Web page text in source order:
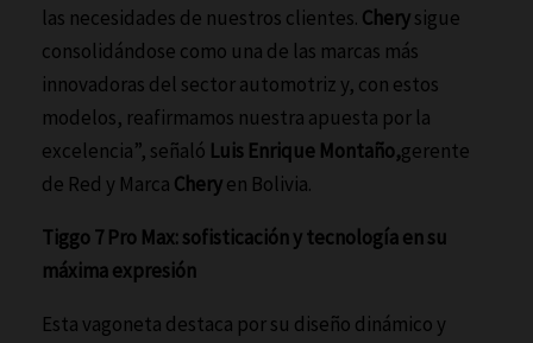
las necesidades de nuestros clientes. Cherysigue
consolidándose como una de las marcas más
innovadoras del sector automotriz y, con estos
modelos, reafirmamos nuestra apuesta por la
excelencia”, señaló Luis Enrique Montaño,gerente
de Red y Marca Cheryen Bolivia.
Tiggo 7 Pro Max: sofisticación y tecnología en su
máxima expresión
Esta vagoneta destaca por su diseño dinámico y